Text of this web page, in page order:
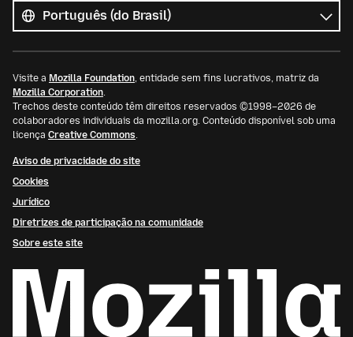
os
idiomas
Idioma
Visite a Mozilla Foundation, entidade sem fins lucrativos, matriz da
Mozilla Corporation.
Trechos deste conteúdo têm direitos reservados ©1998–2026 de
colaboradores individuais da mozilla.org. Conteúdo disponível sob uma
licença Creative Commons.
Aviso de privacidade do site
Cookies
Jurídico
Diretrizes de participação na comunidade
Sobre este site